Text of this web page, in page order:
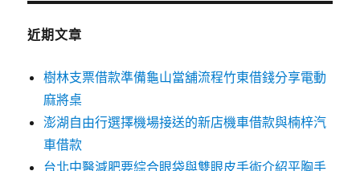
近期文章
樹林支票借款準備龜山當舖流程竹東借錢分享電動
麻將桌
澎湖自由行選擇機場接送的新店機車借款與楠梓汽
車借款
台北中醫減肥要綜合眼袋與雙眼皮手術介紹平胸手